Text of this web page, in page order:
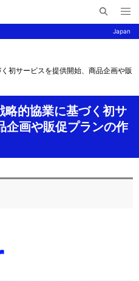
Japan
イ
検
メ
ニ
ュ
く
初サービスを提供開始、商品企画や販
的協業に基づく初サ
企画や販促プランの作